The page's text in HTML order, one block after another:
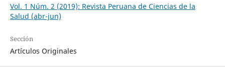
Vol. 1 Núm. 2 (2019): Revista Peruana de Ciencias de la
Salud (abr-jun)
Sección
Artículos Originales